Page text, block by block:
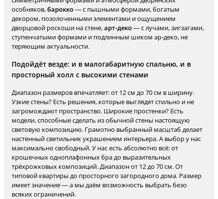
особняков,барокко— с пышными формами, богатым
декором, позолоченными элементами и ощущением
дворцовой роскоши на стене,арт-деко— с лучами, зигзагами,
ступенчатыми формами и подлинным шиком ар-деко, не
теряющим актуальности.
Подойдёт везде: и в малогабаритную спальню, и в
просторный холл с высокими стенами
Диапазон размеров впечатляет: от 12 см до 70 см в ширину.
Узкие стены? Есть решения, которые выглядят стильно и не
загромождают пространство. Широкие простенки? Есть
модели, способные сделать из обычной стены настоящую
световую композицию. Грамотно выбранный масштаб делает
настенный светильник украшением интерьера. А выбор у нас
максимально свободный. У нас есть абсолютно всё: от
крошечных одноплафонных бра до выразительных
трёхрожковых композиций. Диапазон от 12 до 70 см. От
типовой квартиры до просторного загородного дома. Размер
имеет значение — а мы даём возможность выбрать безо
всяких ограничений.